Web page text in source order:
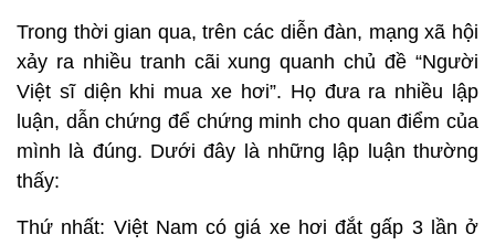
Trong thời gian qua, trên các diễn đàn, mạng xã hội
xảy ra nhiều tranh cãi xung quanh chủ đề “Người
Việt sĩ diện khi mua xe hơi”. Họ đưa ra nhiều lập
luận, dẫn chứng để chứng minh cho quan điểm của
mình là đúng. Dưới đây là những lập luận thường
thấy:
Thứ nhất: Việt Nam có giá xe hơi đắt gấp 3 lần ở